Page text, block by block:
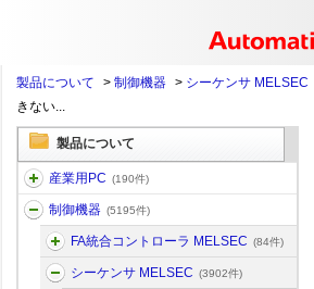
製品について > 制御機器 > シーケンサ MELSEC
きない...
製品について
産業用PC (190件)
制御機器 (5195件)
FA統合コントローラ MELSEC (84件)
シーケンサ MELSEC (3902件)